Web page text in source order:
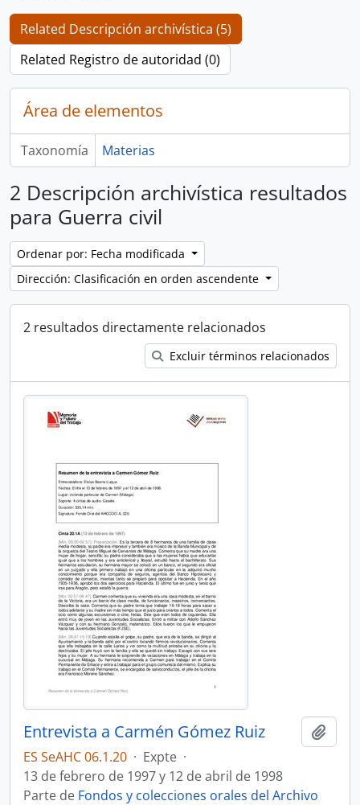
Related Descripción archivística (5)
Related Registro de autoridad (0)
Área de elementos
Taxonomía Materias
2 Descripción archivística resultados
para Guerra civil
Ordenar por: Fecha modificada
Dirección: Clasificación en orden ascendente
2 resultados directamente relacionados
Excluir términos relacionados
Entrevista a Carmén Gómez Ruiz
ES SeAHC 06.1.20 · Expte ·
13 de febrero de 1997 y 12 de abril de 1998
Parte de Fondos y colecciones orales del Archivo